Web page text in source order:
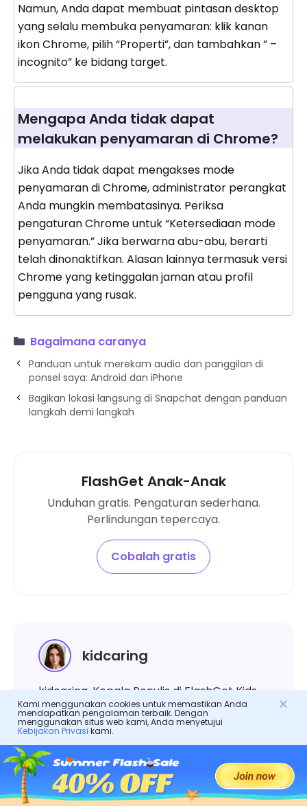
Namun, Anda dapat membuat pintasan desktop
yang selalu membuka penyamaran: klik kanan
ikon Chrome, pilih “Properti”, dan tambahkan ” –
incognito” ke bidang target.
Mengapa Anda tidak dapat
melakukan penyamaran di Chrome?
Jika Anda tidak dapat mengakses mode
penyamaran di Chrome, administrator perangkat
Anda mungkin membatasinya. Periksa
pengaturan Chrome untuk “Ketersediaan mode
penyamaran.” Jika berwarna abu-abu, berarti
telah dinonaktifkan. Alasan lainnya termasuk versi
Chrome yang ketinggalan jaman atau profil
pengguna yang rusak.
Bagaimana caranya
Panduan untuk merekam audio dan panggilan di
ponsel saya: Android dan iPhone
Bagikan lokasi langsung di Snapchat dengan panduan
langkah demi langkah
FlashGet Anak-Anak
Unduhan gratis. Pengaturan sederhana.
Perlindungan tepercaya.
Cobalah gratis
kidcaring
kidcaring, Kepala Penulis di FlashGet Kids.
Dia berdedikasi untuk membentuk kontrol
orang tua di dunia digital. Dia adalah pakar
berpengalaman dalam industri parenting
dan telah terlibat dalam pelaporan dan
penulisan berbagai aplikasi kontrol orang
tua. Selama lima tahun terakhir, dia telah
Kami menggunakan cookies untuk memastikan Anda
mendapatkan pengalaman terbaik. Dengan
menggunakan situs web kami, Anda menyetujui
Kebijakan Privasi kami.